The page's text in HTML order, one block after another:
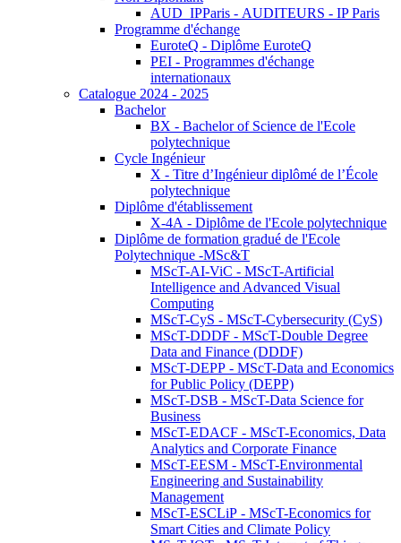
AUD_IPParis - AUDITEURS - IP Paris
Programme d'échange
EuroteQ - Diplôme EuroteQ
PEI - Programmes d'échange
internationaux
Catalogue 2024 - 2025
Bachelor
BX - Bachelor of Science de l'Ecole
polytechnique
Cycle Ingénieur
X - Titre d’Ingénieur diplômé de l’École
polytechnique
Diplôme d'établissement
X-4A - Diplôme de l'Ecole polytechnique
Diplôme de formation gradué de l'Ecole
Polytechnique -MSc&T
MScT-AI-ViC - MScT-Artificial
Intelligence and Advanced Visual
Computing
MScT-CyS - MScT-Cybersecurity (CyS)
MScT-DDDF - MScT-Double Degree
Data and Finance (DDDF)
MScT-DEPP - MScT-Data and Economics
for Public Policy (DEPP)
MScT-DSB - MScT-Data Science for
Business
MScT-EDACF - MScT-Economics, Data
Analytics and Corporate Finance
MScT-EESM - MScT-Environmental
Engineering and Sustainability
Management
MScT-ESCLiP - MScT-Economics for
Smart Cities and Climate Policy